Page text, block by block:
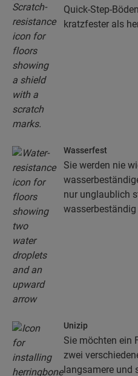
Quick-Step-
kratzfester als
Wasserfest
Sie werden nie
nur unglaublich
Unizip
Sie möchten ein
zwei
langsamere und